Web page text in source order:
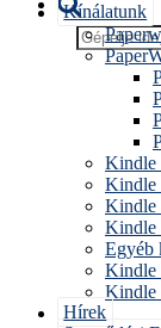
Kínálatunk
Kindle
Kindle
Kindle
Kindle
Egyéb
Kindle
Kindle
Hírek